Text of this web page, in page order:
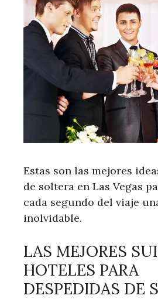
Estas son las mejores
de soltera en Las Vegas
cada segundo del viaje
inolvidable.
LAS MEJORES
HOTELES PARA
DESPEDIDAS DE